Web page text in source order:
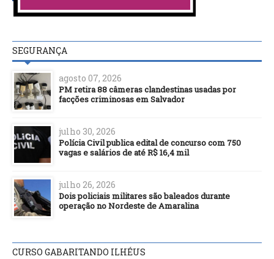
SEGURANÇA
agosto 07, 2026
PM retira 88 câmeras clandestinas usadas por
facções criminosas em Salvador
julho 30, 2026
Polícia Civil publica edital de concurso com 750
vagas e salários de até R$ 16,4 mil
julho 26, 2026
Dois policiais militares são baleados durante
operação no Nordeste de Amaralina
CURSO GABARITANDO ILHÉUS